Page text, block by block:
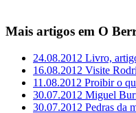
Mais artigos em O
24.08.2012 Livro,
16.08.2012 Visite
11.08.2012 Proibir o
30.07.2012 Miguel
30.07.2012 Pedras da